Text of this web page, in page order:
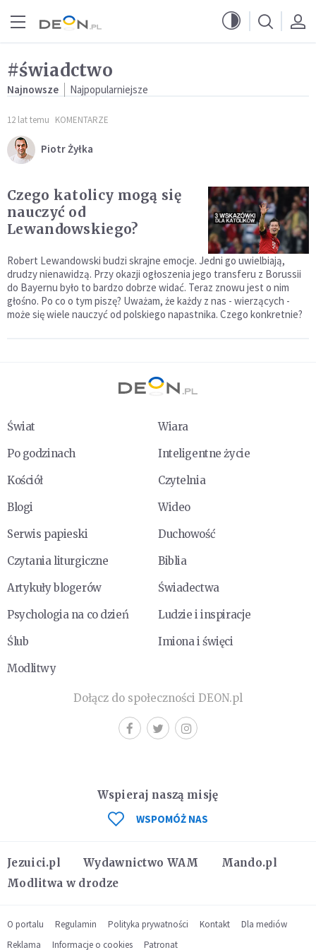
#świadctwo
Najnowsze Najpopularniejsze
12 lat temu KOMENTARZE
Piotr Żyłka
Czego katolicy mogą się
nauczyć od
Lewandowskiego?
Robert Lewandowski budzi skrajne emocje. Jedni go uwielbiają,
drudzy nienawidzą. Przy okazji ogłoszenia jego transferu z Borussii
do Bayernu było to bardzo dobrze widać. Teraz znowu jest o nim
głośno. Po co o tym piszę? Uważam, że każdy z nas - wierzących -
może się wiele nauczyć od polskiego napastnika. Czego konkretnie?
Świat
Wiara
Po godzinach
Inteligentne życie
Kościół
Czytelnia
Blogi
Wideo
Serwis papieski
Duchowość
Czytania liturgiczne
Biblia
Artykuły blogerów
Świadectwa
Psychologia na co dzień
Ludzie i inspiracje
Ślub
Imiona i święci
Modlitwy
Dołącz do społeczności DEON.pl
Jezuici.pl Wydawnictwo WAM
Mando.pl
Modlitwa w drodze
Wspieraj naszą misję
WSPOMÓŻ NAS
O portalu Regulamin Polityka prywatności Kontakt
Dla mediów
Reklama
Informacje o cookies Patronat